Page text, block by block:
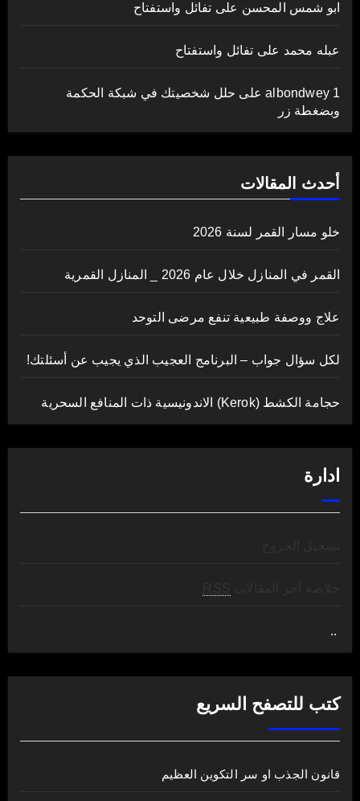
ابو شمس المحسن على تفائل واستفتاح
عبله محمد على تفائل واستفتاح
albondwey 1على حلل شخصيتك في شبكة الحكمة
وبضغطة زر
أحدث المقالات
خلو مسار القمر لسنة 2026
القمر في المنازل خلال عام 2026 _ المنازل القمرية
علاج ووصفة طبيعية تنفع مرضى التوحد
لكل سؤال جواب – البرنامج العجيب الذي يجيب عن أسئلتك!
حجامة الكشط (Kerok) الاندونيسية ذات المنافع السحرية
ادارة
..
كتب للتصفح السريع
قانون الجذب او سر التكوين العظيم